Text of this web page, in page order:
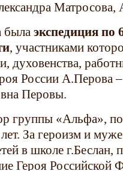
Матросова,
была экспедиция по
, участниками
духовенства,
России А.Перова
Перовы.
группы «Альфа»,
За героизм и
в школе г.Беслан,
Героя Российской